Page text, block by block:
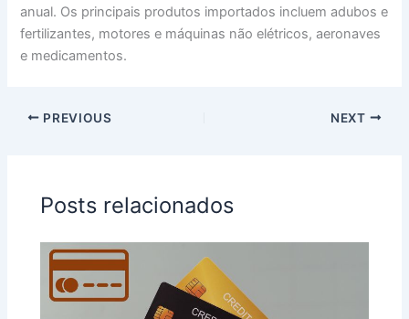
anual. Os principais produtos importados incluem adubos e
fertilizantes, motores e máquinas não elétricos, aeronaves
e medicamentos.
PREVIOUS NEXT
Posts relacionados